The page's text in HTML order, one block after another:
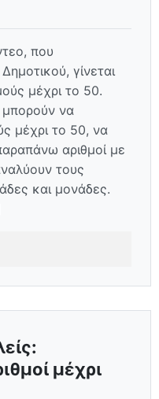
που
γίνεται
μέχρι το 50.
μπορούν να
μέχρι το 50, να
αριθμοί με
τους
και μονάδες.
μέχρι